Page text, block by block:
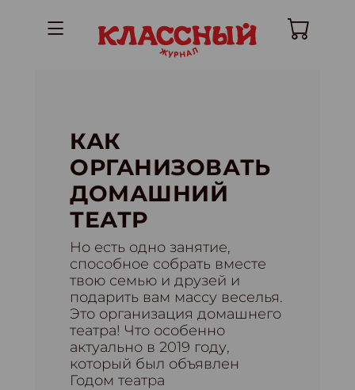
КАК
ОРГАНИЗОВАТЬ
ДОМАШНИЙ
ТЕАТР
Но есть одно занятие,
способное собрать вместе
твою семью и друзей и
подарить вам массу веселья.
Это организация домашнего
театра! Что особенно
актуально в 2019 году,
который был объявлен
Годом театра